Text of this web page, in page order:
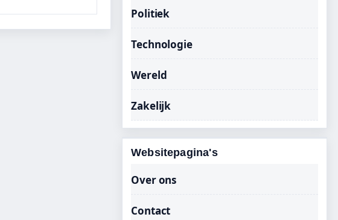
Politiek
Technologie
Wereld
Zakelijk
Websitepagina's
Over ons
Contact